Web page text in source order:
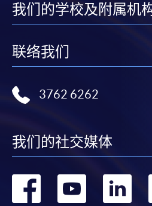
上足够邮资的回邮信封、连
每张收据申请费用为港币30
我们的学校及附属机
联络我们
3762 6262
我们的社交媒体
转 转